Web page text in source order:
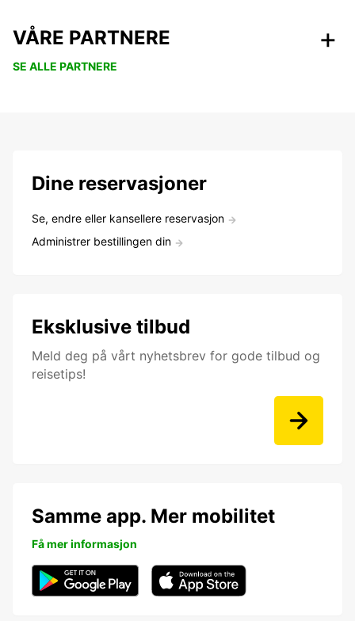
VÅRE PARTNERE
SE ALLE PARTNERE
Dine reservasjoner
Se, endre eller kansellere reservasjon
Administrer bestillingen din
Eksklusive tilbud
Meld deg på vårt nyhetsbrev for gode tilbud og
reisetips!
Samme app. Mer mobilitet
Få mer informasjon